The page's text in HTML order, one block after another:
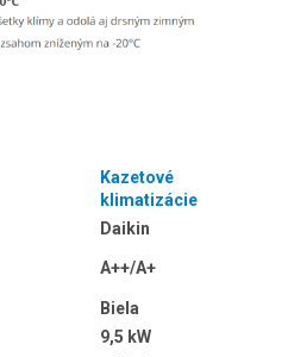
Kazetové
klimatizácie
Daikin
A++/A+
Biela
9,5 kW